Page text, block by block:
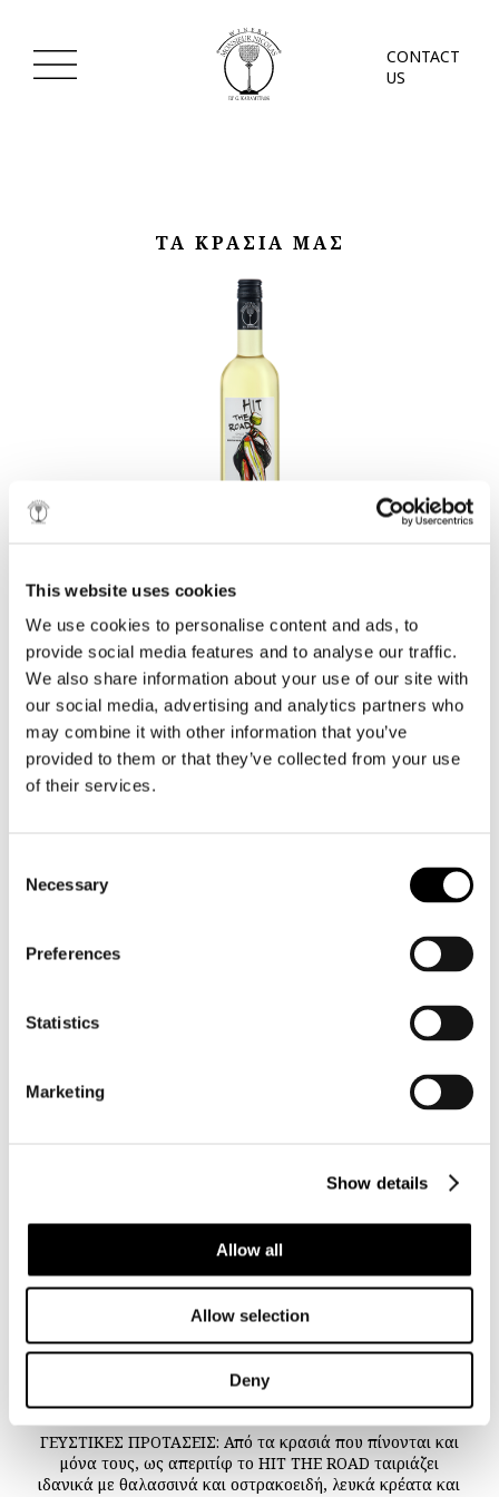
This website uses cookies
We use cookies to personalise content and ads, to
provide social media features and to analyse our traffic.
We also share information about your use of our site with
our social media, advertising and analytics partners who
may combine it with other information that you’ve
provided to them or that they’ve collected from your use
of their services.
Selection
Necessary
Preferences
Statistics
Marketing
Show details
Allow all
Allow selection
Deny
CONTACT
US
ΤΑ ΚΡΑΣΙΑ ΜΑΣ
HIT THE ROAD
WHITE
ΑΤΙΘΑΣΟ ΚΑΙ ΑΚΑΤΑΜΑΧΗΤΑ ΓΛΥΚΟ
Μεγάλο λάθος. Ξέρουν και τι θέλουν και τι δε θέλουν!
Σ' όλα αυτά που δε θέλουν έχουν το θάρρος να πουν
ακαταμάχητη, αυτές είναι οι γυναίκες που λατρεύουμε
και που θα τους αφιερώνουμε καθετί που καταφέρνουμε
αρώματα πράσινου μήλου & μπανάνας με γλυκύτητα που
σε καθηλώνει.
ΓΕΥΣΤΙΚΕΣ ΠΡΟΤΑΣΕΙΣ: Από τα κρασιά που πίνονται και
μόνα τους, ως απεριτίφ το HIT THE ROAD ταιριάζει
ιδανικά με θαλασσινά και οστρακοειδή, λευκά κρέατα και